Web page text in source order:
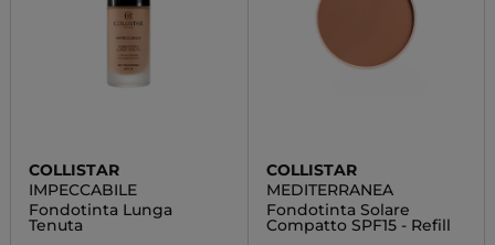
COLLISTAR
IMPECCABILE
Fondotinta Lunga
Tenuta
COLLISTAR
MEDITERRANEA
Fondotinta Solare
Compatto SPF15 - Refill